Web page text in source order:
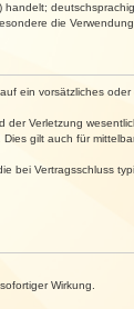
handelt;
die
ein vorsätzliches oder
Verletzung
gilt auch für
bei Vertragsschluss
Wirkung.